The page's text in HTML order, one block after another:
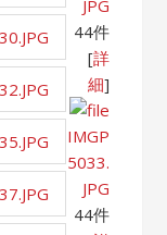
JPG
44件
[詳
細]
IMGP
5033.
JPG
44件